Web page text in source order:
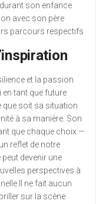
son enfance
avec son père
parcours respectifs
et la passion
tant que future
que soit sa situation
à sa manière. Son
que chaque choix —
reflet de notre
devenir une
perspectives à
ne fait aucun
sur la scène